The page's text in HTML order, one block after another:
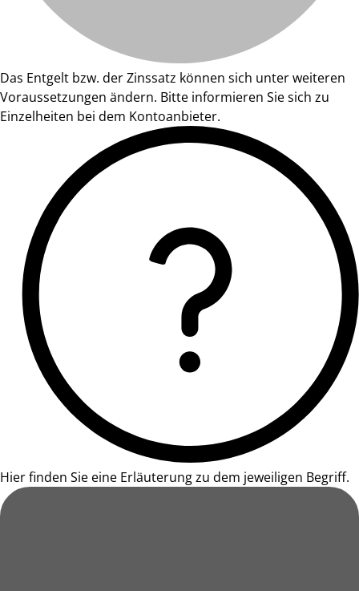
Das Entgelt bzw. der Zinssatz können sich unter weiteren
Voraussetzungen ändern. Bitte informieren Sie sich zu
Einzelheiten bei dem Kontoanbieter.
Hier finden Sie eine Erläuterung zu dem jeweiligen Begriff.